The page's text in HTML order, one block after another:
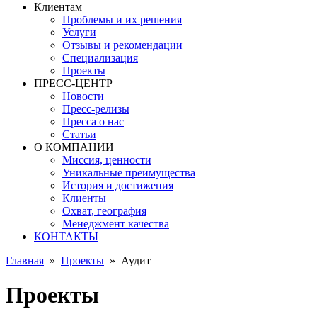
Клиентам
Проблемы и их решения
Услуги
Отзывы и рекомендации
Специализация
Проекты
ПРЕСС-ЦЕНТР
Новости
Пресс-релизы
Пресса о нас
Статьи
О КОМПАНИИ
Миссия, ценности
Уникальные преимущества
История и достижения
Клиенты
Охват, география
Менеджмент качества
КОНТАКТЫ
Главная » Проекты » Аудит
Проекты